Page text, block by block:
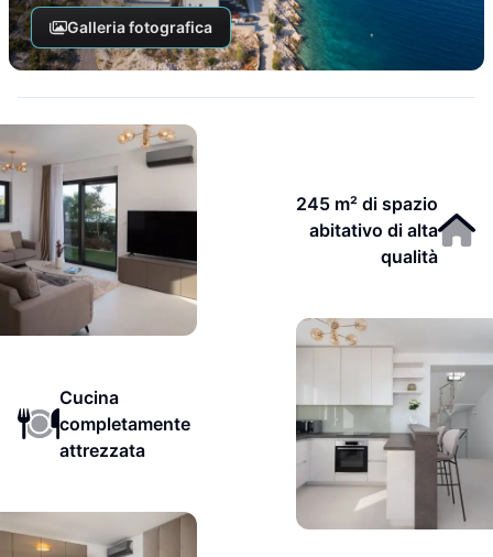
Galleria fotografica
245 m² di spazio
abitativo di alta
qualità
Cucina
completamente
attrezzata